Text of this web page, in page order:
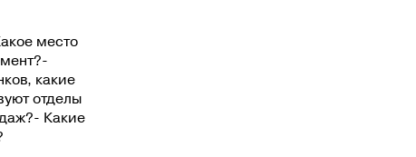
место
какие
отделы
Какие